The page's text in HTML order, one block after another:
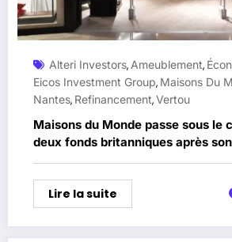
Alteri Investors, Ameublement,
Eicos Investment Group, Maisons Du
Nantes, Refinancement,Vertou
Maisons du Monde passe sous le
deux fonds britanniques après son
refinancement
Lire la suite